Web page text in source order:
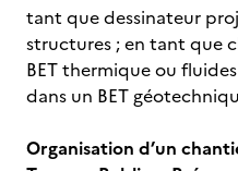
tant que dessinateur
structures ; en tant que
BET thermique ou
dans un BET
Organisation d’un